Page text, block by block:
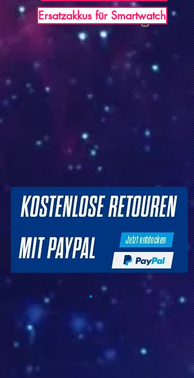
USB Germany
Ersatzakkus für Smartwatch